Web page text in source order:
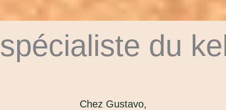
spécialiste du
Chez Gustavo,